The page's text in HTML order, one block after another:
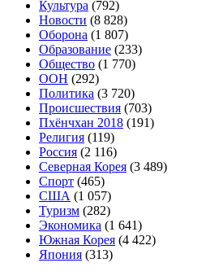
Культура (792)
Новости (8 828)
Оборона (1 807)
Образование (233)
Общество (1 770)
ООН (292)
Политика (3 720)
Происшествия (703)
Пхёнчхан 2018 (191)
Религия (119)
Россия (2 116)
Северная Корея (3 489)
Спорт (465)
США (1 057)
Туризм (282)
Экономика (1 641)
Южная Корея (4 422)
Япония (313)